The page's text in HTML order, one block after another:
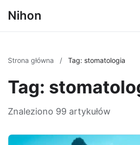
Nihon
Strona główna / Tag: stomatologia
Tag:
Znaleziono 99 artykułów